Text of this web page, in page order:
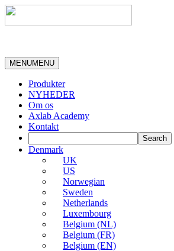
MENUMENU
Produkter
NYHEDER
Om os
Axlab Academy
Kontakt
Denmark
UK
US
Norwegian
Sweden
Netherlands
Luxembourg
Belgium (NL)
Belgium (FR)
Belgium (EN)